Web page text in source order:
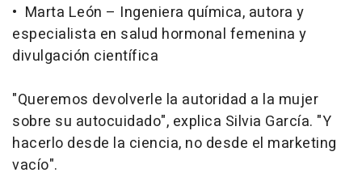
• Marta León – Ingeniera química, autora y
especialista en salud hormonal femenina y
divulgación científica
"Queremos devolverle la autoridad a la mujer
sobre su autocuidado", explica Silvia García. "Y
hacerlo desde la ciencia, no desde el marketing
vacío".